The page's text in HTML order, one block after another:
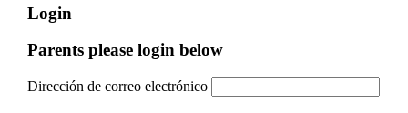
Login
Parents please login below
Dirección de correo electrónico